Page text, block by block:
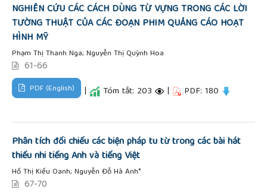
NGHIÊN CỨU CÁC CÁCH DÙNG TỪ VỰNG TRONG CÁC LỜI
TƯỜNG THUẬT CỦA CÁC ĐOẠN PHIM QUẢNG CÁO HOẠT
HÌNH MỸ
Phạm Thị Thanh Nga; Nguyễn Thị Quỳnh Hoa
61-66
PDF (English) | Tóm tắt: 203 | PDF: 180
Phân tích đối chiếu các biện pháp tu từ trong các bài hát
thiếu nhi tiếng Anh và tiếng Việt
Hồ Thị Kiều Oanh; Nguyễn Đỗ Hà Anh*
67-70